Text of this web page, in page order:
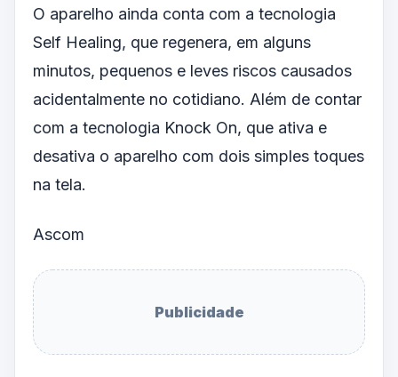
O aparelho ainda conta com a tecnologia
Self Healing, que regenera, em alguns
minutos, pequenos e leves riscos causados
acidentalmente no cotidiano. Além de contar
com a tecnologia Knock On, que ativa e
desativa o aparelho com dois simples toques
na tela.
Ascom
Publicidade